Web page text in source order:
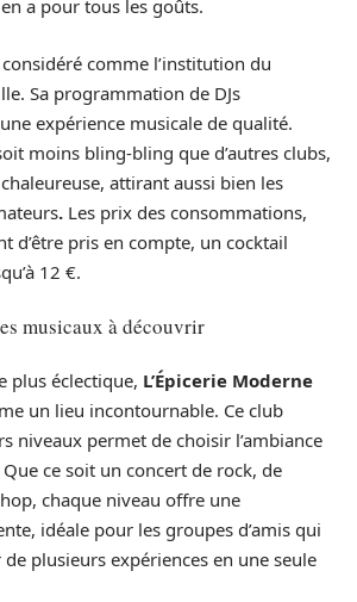
a pour tous les goûts.
comme l’institution du
Sa programmation de DJs
expérience musicale de qualité.
moins bling-bling que d’autres clubs,
attirant aussi bien les
. Les prix des consommations,
d’être pris en compte, un cocktail
12 €.
musicaux à découvrir
plus éclectique, L’Épicerie Moderne
un lieu incontournable. Ce club
niveaux permet de choisir l’ambiance
ce soit un concert de rock, de
chaque niveau offre une
idéale pour les groupes d’amis qui
plusieurs expériences en une seule